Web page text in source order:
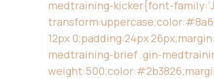
medtraining-kicker{font-
12px 0;padding:24px
medtraining-brief .gin-